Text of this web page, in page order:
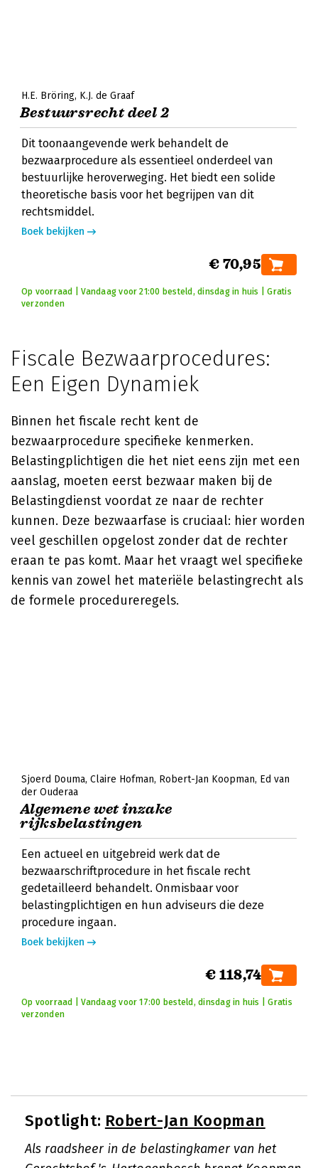
H.E. Bröring K.J. de Graaf
Bestuursrecht deel 2
Dit toonaangevende werk behandelt de
bezwaarprocedure als essentieel onderdeel van
bestuurlijke heroverweging. Het biedt een solide
theoretische basis voor het begrijpen van dit
rechtsmiddel.
Boek bekijken
€ 70,95
Op voorraad | Vandaag voor 21:00 besteld, dinsdag in huis | Gratis
verzonden
Fiscale Bezwaarprocedures:
Een Eigen Dynamiek
Binnen het fiscale recht kent de
bezwaarprocedure specifieke kenmerken.
Belastingplichtigen die het niet eens zijn met een
aanslag, moeten eerst bezwaar maken bij de
Belastingdienst voordat ze naar de rechter
kunnen. Deze bezwaarfase is cruciaal: hier worden
veel geschillen opgelost zonder dat de rechter
eraan te pas komt. Maar het vraagt wel specifieke
kennis van zowel het materiële belastingrecht als
de formele procedureregels.
Sjoerd Douma Claire Hofman Robert-Jan Koopman Ed van
der Ouderaa
Algemene wet inzake
rijksbelastingen
Een actueel en uitgebreid werk dat de
bezwaarschriftprocedure in het fiscale recht
gedetailleerd behandelt. Onmisbaar voor
belastingplichtigen en hun adviseurs die deze
procedure ingaan.
Boek bekijken
€ 118,74
Op voorraad | Vandaag voor 17:00 besteld, dinsdag in huis | Gratis
verzonden
Spotlight: Robert-Jan Koopman
Als raadsheer in de belastingkamer van het